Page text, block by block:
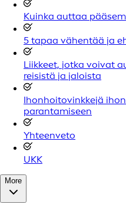
Kuinka auttaa
5 tapaa vähentää ja
Liikkeet, jotka voivat
reisistä ja jaloista
Ihonhoitovinkkejä
parantamiseen
Yhteenveto
UKK
More